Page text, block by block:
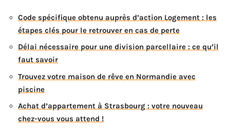
Code spécifique obtenu auprès d’action Logement : les
étapes clés pour le retrouver en cas de perte
Délai nécessaire pour une division parcellaire : ce qu’il
faut savoir
Trouvez votre maison de rêve en Normandie avec
piscine
Achat d’appartement à Strasbourg : votre nouveau
chez-vous vous attend !